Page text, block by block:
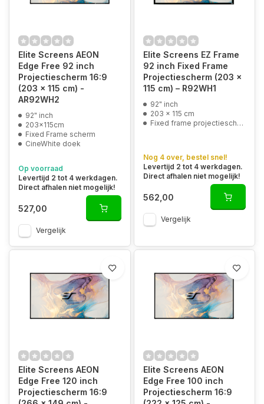
Elite Screens AEON
Edge Free 92 inch
Projectiescherm 16:9
(203 x 115 cm) -
AR92WH2
92" inch
203x115cm
Fixed Frame scherm
CineWhite doek
Op voorraad
Levertijd 2 tot 4 werkdagen.
Direct afhalen niet mogelijk!
527,00
Vergelijk
Elite Screens EZ Frame
92 inch Fixed Frame
Projectiescherm (203 x
115 cm) – R92WH1
92" inch
203 x 115 cm
Fixed frame projectiescherm
Nog 4 over, bestel snel!
Levertijd 2 tot 4 werkdagen.
Direct afhalen niet mogelijk!
562,00
Vergelijk
Elite Screens AEON
Edge Free 120 inch
Projectiescherm 16:9
Elite Screens AEON
Edge Free 100 inch
Projectiescherm 16:9